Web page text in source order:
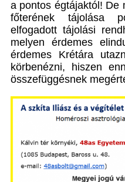
a pontos égtájaktól! De
főterének tájolása
elfogadott tájolási
melyen érdemes
érdemes Krétára
körbenézni, hiszen
összefüggésnek